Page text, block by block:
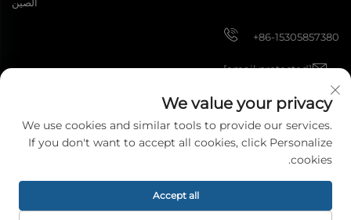
+86-15305857380
[email protected]
حقوق النشر © 2025 شركة هانغتشو ميبي لمواد الديكور المحدودة. جميع الحقوق
محفوظة. سياسة الخصوصية
We value your privacy
We use cookies and similar tools to provide our services.
If you don't want to accept all cookies, click Personalize
cookies.
Accept all